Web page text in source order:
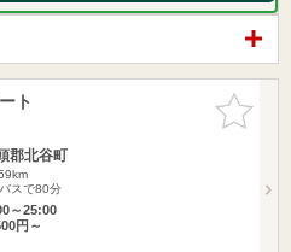
お気に入
りに追加
ト
郡北谷町
スで80分
～25:00
円～